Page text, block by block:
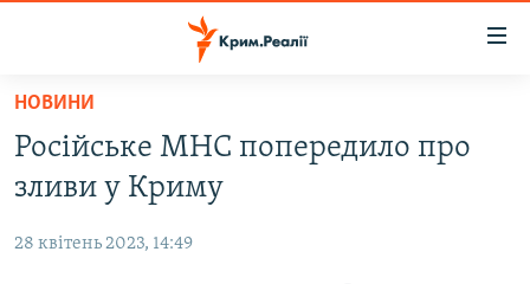
Перейти
основного
матеріалу
до
ВІДЕО ТА ФОТО
ПОЛІТИКА
НОВИНИ
Російське МНС попередило про
зливи у Криму
28 квітень 2023, 14:49